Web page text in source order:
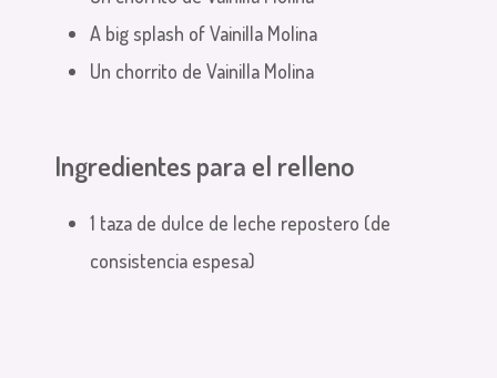
A big splash of Vainilla Molina
Un chorrito de Vainilla Molina
Ingredientes para el relleno
1 taza de dulce de leche repostero (de
consistencia espesa)